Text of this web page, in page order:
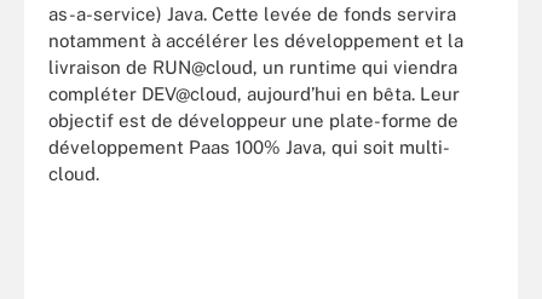
as-a-service) Java. Cette levée de fonds servira
notamment à accélérer les développement et la
livraison de RUN@cloud, un runtime qui viendra
compléter DEV@cloud, aujourd’hui en bêta. Leur
objectif est de développeur une plate-forme de
développement Paas 100% Java, qui soit multi-
cloud.